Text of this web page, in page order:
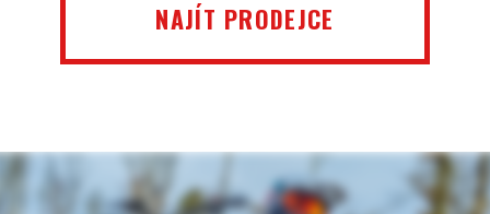
NAJÍT PRODEJCE